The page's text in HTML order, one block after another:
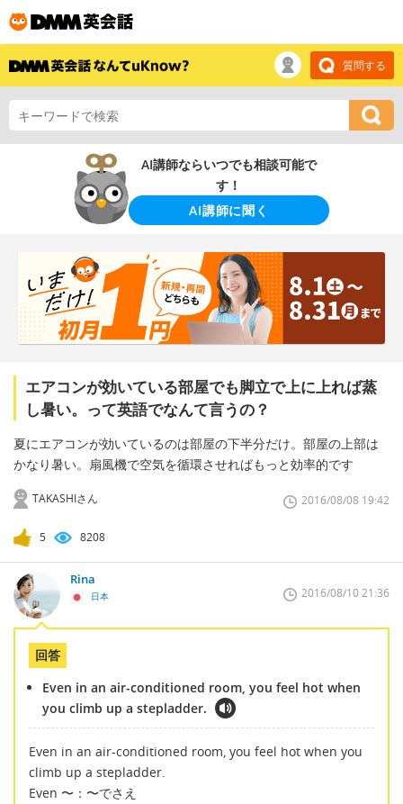
質問する
AI講師ならいつでも相談可能で
す！
AI講師に聞く
エアコンが効いている部屋でも脚立で上に上れば蒸
し暑い。って英語でなんて言うの？
夏にエアコンが効いているのは部屋の下半分だけ。部屋の上部は
かなり暑い。扇風機で空気を循環させればもっと効率的です
TAKASHIさん 2016/08/08 19:42
5 8208
Rina
日本 2016/08/10 21:36
回答
Even in an air-conditioned room, you feel hot when
you climb up a stepladder.
Even in an air-conditioned room, you feel hot when you
climb up a stepladder.
Even 〜：〜でさえ